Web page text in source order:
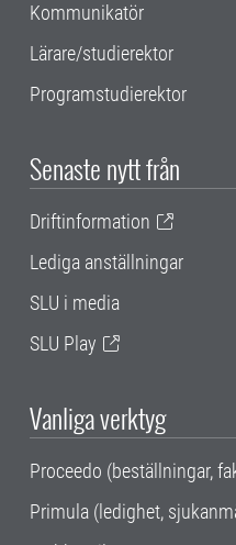
Kommunikatör
Lärare/studierektor
Programstudierektor
Senaste nytt från
Driftinformation
Lediga anställningar
SLU i media
SLU Play
Vanliga verktyg
Proceedo (beställningar,
Primula (ledighet,